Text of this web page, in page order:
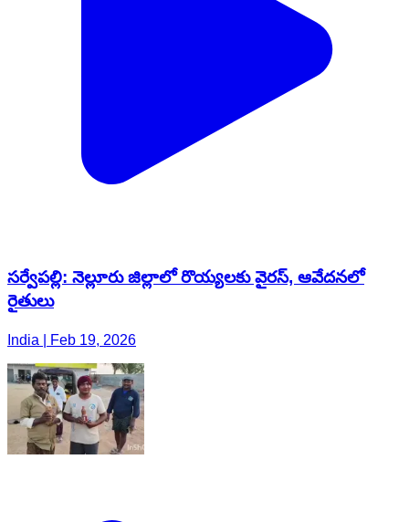
సర్వేపల్లి: నెల్లూరు జిల్లాలో రొయ్యలకు వైరస్, ఆవేదనలో
రైతులు
India | Feb 19, 2026